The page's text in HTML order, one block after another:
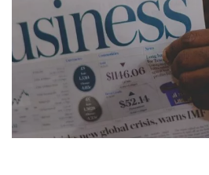
conference is intended for
semiconductor industry,
professional experts, and
לחץ לפרטים